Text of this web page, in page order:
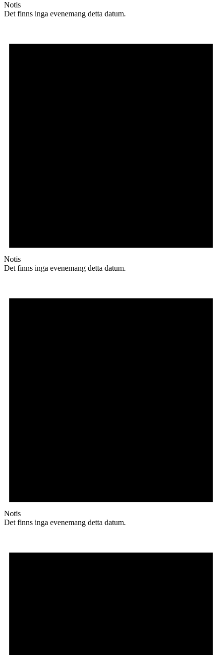
Notis
Det finns inga evenemang detta datum.
Notis
Det finns inga evenemang detta datum.
Notis
Det finns inga evenemang detta datum.